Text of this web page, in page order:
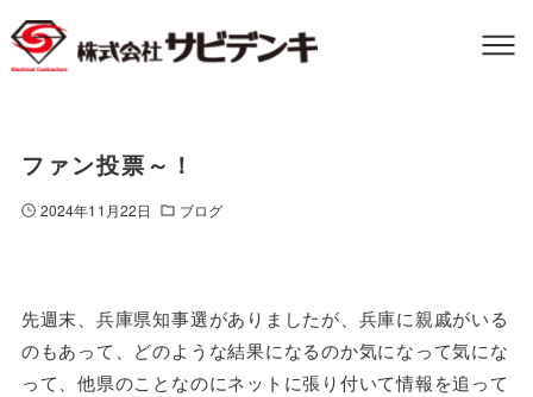
ファン投票～！
2024年11月22日 ブログ
先週末、兵庫県知事選がありましたが、兵庫に親戚がいる
のもあって、どのような結果になるのか気になって気にな
って、他県のことなのにネットに張り付いて情報を追って